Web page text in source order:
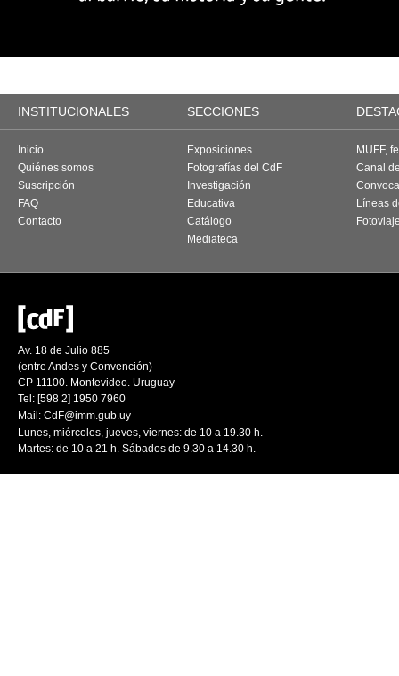
INSTITUCIONALES SECCIONES
Inicio
Quiénes somos
Suscripción
FAQ
Contacto
Exposiciones
Fotografías del CdF
Investigación
Educativa
Catálogo
Mediateca
MUFF,
Canal
Líneas
Av. 18 de Julio 885
(entre Andes y Convención)
CP 11100. Montevideo. Uruguay
Tel: [598 2] 1950 7960
Mail: CdF@imm.gub.uy
Lunes, miércoles, jueves, viernes: de 10 a 19.30 h.
Martes: de 10 a 21 h. Sábados de 9.30 a 14.30 h.